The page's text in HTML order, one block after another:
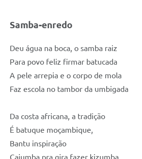
Samba-enredo
Deu água na boca, o samba raiz
Para povo feliz firmar batucada
A pele arrepia e o corpo de mola
Faz escola no tambor da umbigada
Da costa africana, a tradição
É batuque moçambique,
Bantu inspiração
Caiumba pra gira fazer kizumba